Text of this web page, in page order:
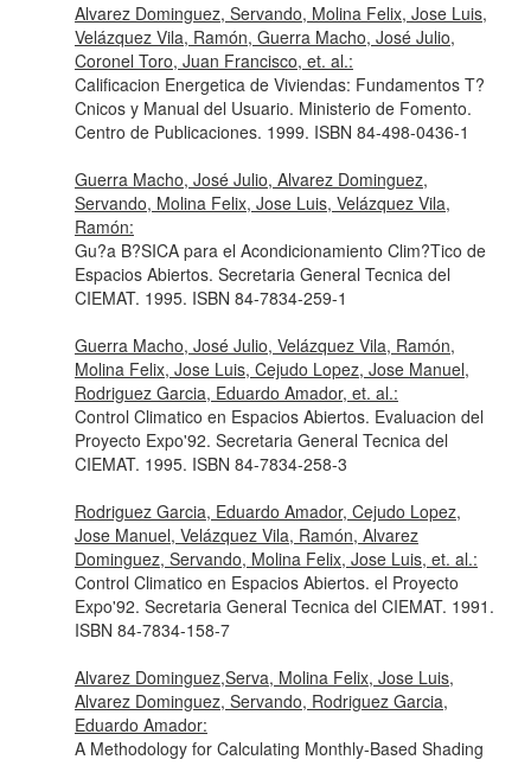
Alvarez Dominguez, Servando, Molina Felix, Jose Luis,
Velázquez Vila, Ramón, Guerra Macho, José Julio,
Coronel Toro, Juan Francisco, et. al.:
Calificacion Energetica de Viviendas: Fundamentos T?
Cnicos y Manual del Usuario. Ministerio de Fomento.
Centro de Publicaciones. 1999. ISBN 84-498-0436-1
Guerra Macho, José Julio, Alvarez Dominguez,
Servando, Molina Felix, Jose Luis, Velázquez Vila,
Ramón:
Gu?a B?SICA para el Acondicionamiento Clim?Tico de
Espacios Abiertos. Secretaria General Tecnica del
CIEMAT. 1995. ISBN 84-7834-259-1
Guerra Macho, José Julio, Velázquez Vila, Ramón,
Molina Felix, Jose Luis, Cejudo Lopez, Jose Manuel,
Rodriguez Garcia, Eduardo Amador, et. al.:
Control Climatico en Espacios Abiertos. Evaluacion del
Proyecto Expo'92. Secretaria General Tecnica del
CIEMAT. 1995. ISBN 84-7834-258-3
Rodriguez Garcia, Eduardo Amador, Cejudo Lopez,
Jose Manuel, Velázquez Vila, Ramón, Alvarez
Dominguez, Servando, Molina Felix, Jose Luis, et. al.:
Control Climatico en Espacios Abiertos. el Proyecto
Expo'92. Secretaria General Tecnica del CIEMAT. 1991.
ISBN 84-7834-158-7
Alvarez Dominguez,Serva, Molina Felix, Jose Luis,
Alvarez Dominguez, Servando, Rodriguez Garcia,
Eduardo Amador:
A Methodology for Calculating Monthly-Based Shading